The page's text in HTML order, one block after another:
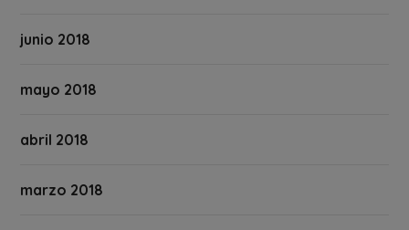
junio 2018
mayo 2018
abril 2018
marzo 2018